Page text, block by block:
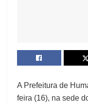
A Prefeitura de
feira (16), na sede